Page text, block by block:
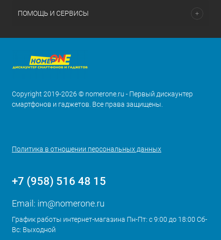
ПОМОЩЬ И СЕРВИСЫ
Copyright 2019-2026 © nomerone.ru - Первый дискаунтер
смартфонов и гаджетов. Все права защищены.
Политика в отношении персональных данных
+7 (958) 516 48 15
Email: im@nomerone.ru
График работы интернет-магазина Пн-Пт: с 9:00 до 18:00 Сб-
Вс: Выходной